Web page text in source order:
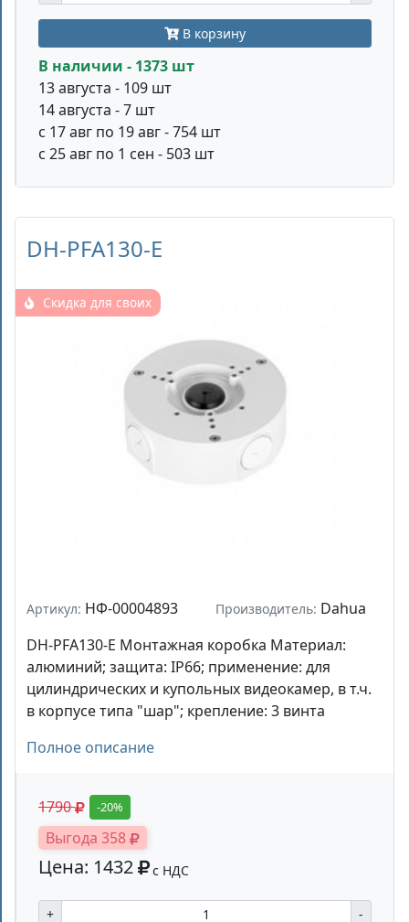
В корзину
В наличии - 1373 шт
13 августа - 109 шт
14 августа - 7 шт
с 17 авг по 19 авг - 754 шт
с 25 авг по 1 сен - 503 шт
DH-PFA130-E
Скидка для своих
Артикул: НФ-00004893 Производитель: Dahua
DH-PFA130-E Монтажная коробка Материал:
алюминий; защита: IP66; применение: для
цилиндрических и купольных видеокамер, в т.ч.
в корпусе типа "шар"; крепление: 3 винта
Полное описание
1790 -20%
Выгода 358
Цена: 1432 с НДС
+ -